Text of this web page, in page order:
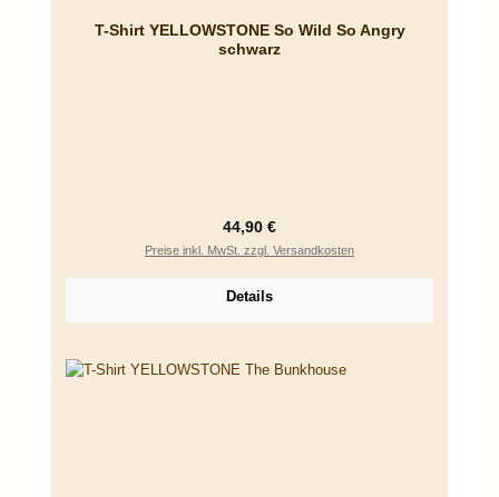
T-Shirt YELLOWSTONE So Wild So Angry
schwarz
Regulärer Preis:
44,90 €
Preise inkl. MwSt. zzgl. Versandkosten
Details